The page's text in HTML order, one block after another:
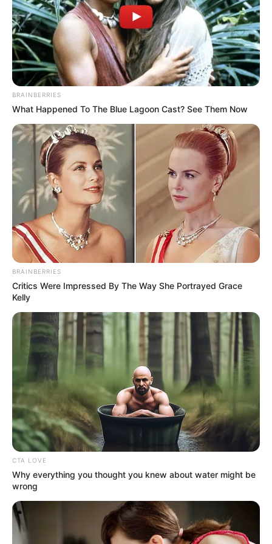
News
ΤΑ ΠΙΟ ΔΗΜΟΦΙΛΗ
BRAINBERRIES
What Happened To The Blue Lagoon Cast? See Them Now
BRAINBERRIES
Critics Were Impressed By The Way She Portrayed Grace
Kelly
CTA LOVE
Why everything you thought you knew about water might be
wrong